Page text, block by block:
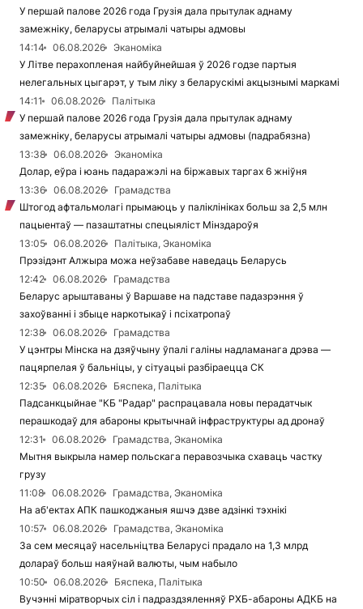
У першай палове 2026 года Грузія дала прытулак аднаму
замежніку, беларусы атрымалі чатыры адмовы
14:14
06.08.2026
Эканоміка
У Літве перахопленая найбуйнейшая ў 2026 годзе партыя
нелегальных цыгарэт, у тым ліку з беларускімі акцызнымі маркамі
14:11
06.08.2026
Палітыка
У першай палове 2026 года Грузія дала прытулак аднаму
замежніку, беларусы атрымалі чатыры адмовы (падрабязна)
13:38
06.08.2026
Эканоміка
Долар, еўра і юань падаражэлі на біржавых таргах 6 жніўня
13:36
06.08.2026
Грамадства
Штогод афтальмолагі прымаюць у паліклініках больш за 2,5 млн
пацыентаў — пазаштатны спецыяліст Мінздароўя
13:05
06.08.2026
Палітыка, Эканоміка
Прэзідэнт Алжыра можа неўзабаве наведаць Беларусь
12:42
06.08.2026
Грамадства
Беларус арыштаваны ў Варшаве на падставе падазрэння ў
захоўванні і збыце наркотыкаў і псіхатропаў
12:38
06.08.2026
Грамадства
У цэнтры Мінска на дзяўчыну ўпалі галіны надламанага дрэва —
пацярпелая ў бальніцы, у сітуацыі разбіраецца СК
12:35
06.08.2026
Бяспека, Палітыка
Падсанкцыйнае "КБ "Радар" распрацавала новы перадатчык
перашкодаў для абароны крытычнай інфраструктуры ад дронаў
12:31
06.08.2026
Грамадства, Эканоміка
Мытня выкрыла намер польскага перавозчыка схаваць частку
грузу
11:08
06.08.2026
Грамадства, Эканоміка
На аб'ектах АПК пашкоджаныя яшчэ дзве адзінкі тэхнікі
10:57
06.08.2026
Грамадства, Эканоміка
За сем месяцаў насельніцтва Беларусі прадало на 1,3 млрд
долараў больш наяўнай валюты, чым набыло
10:50
06.08.2026
Бяспека, Палітыка
Вучэнні міратворчых сіл і падраздзяленняў РХБ-абароны АДКБ на